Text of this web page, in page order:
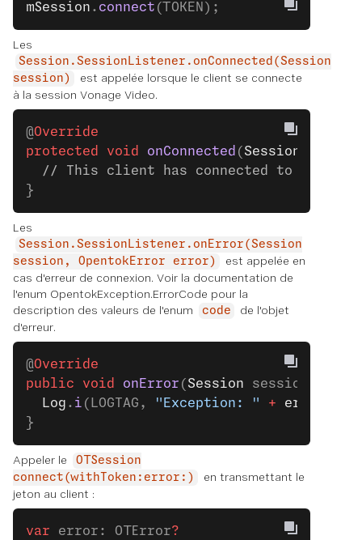
mSession . connect (TOKEN);
Les
Session.SessionListener.onConnected(Session
session)
est appelée lorsque le client se connecte
à la session Vonage Video.
@Override
protected
void onConnected ( Session
// This client has connected to the
}
Les
Session.SessionListener.onError(Session
session, OpentokError error)
est appelée en
cas d'erreur de connexion. Voir la documentation de
l'enum OpentokException.ErrorCode pour la
description des valeurs de l'enum
code
de l'objet
d'erreur.
@Override
public void onError ( Session session,
  Log
. i (LOGTAG, "Exception: " + error
}
Appeler le
OTSession
connect(withToken:error:)
en transmettant le
jeton au client :
var error: OTError?